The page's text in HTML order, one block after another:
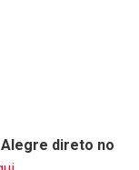
direto no